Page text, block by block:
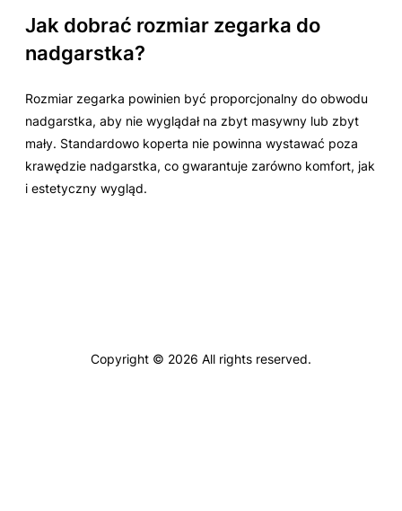
Jak dobrać rozmiar zegarka do
nadgarstka?
Rozmiar zegarka powinien być proporcjonalny do obwodu
nadgarstka, aby nie wyglądał na zbyt masywny lub zbyt
mały. Standardowo koperta nie powinna wystawać poza
krawędzie nadgarstka, co gwarantuje zarówno komfort, jak
i estetyczny wygląd.
Copyright © 2026 All rights reserved.